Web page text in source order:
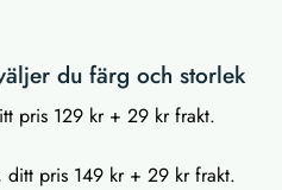
du färg och storlek
pris 129 kr + 29 kr frakt.
pris 149 kr + 29 kr frakt.